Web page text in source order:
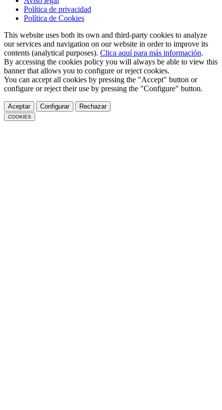
Política de privacidad
Política de Cookies
This website uses both its own and third-party cookies to analyze
our services and navigation on our website in order to improve its
contents (analytical purposes). Clica aquí para más información.
By accessing the cookies policy you will always be able to view this
banner that allows you to configure or reject cookies.
You can accept all cookies by pressing the "Accept" button or
configure or reject their use by pressing the "Configure" button.
Aceptar Configurar Rechazar
COOKIES